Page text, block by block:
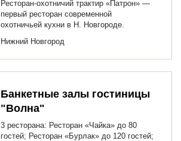
Ресторан-охотничий трактир «Патрон» —
первый ресторан современной
охотничьей кухни в Н. Новгороде.
Нижний Новгород
Банкетные залы гостиницы
"Волна"
3 ресторана: Ресторан «Чайка» до 80
гостей; Ресторан «Бурлак» до 120 гостей;